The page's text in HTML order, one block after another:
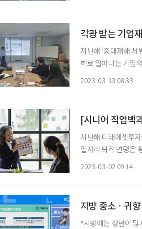
각광 받는 기업
지난해 ‘중대재해 처
허로 일어나는 기업
2023-03-13 08:33
지난해 미래에셋투
일자리 퇴직 연령은
2023-03-02 09:14
지방 중소ㆍ귀
“지방에는 청년이